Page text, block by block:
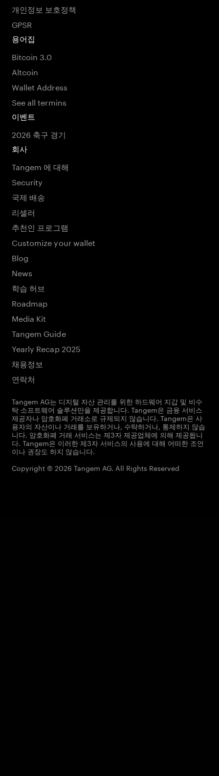
개인정보 보호정책
GPSR
용어집
Bitcoin 3.0
Altcoin
Wallet Address
See all termins
이벤트
2026 축구 경기
회사
Tangem 에 대해
Security
국제 배송
리셀러
추천인 프로그램
Customize your wallet
Blog
News
학습 허브
Roadmap
Media Kit
Tangem Guide
Yearly Recap 2025
채용정보
연락처
Tangem AG는 디지털 자산 관리를 위한 하드웨어 지갑 및 비수
탁 소프트웨어 솔루션만을 제공합니다. Tangem은 금융 서비스
제공자나 암호화폐 거래소로 규제되지 않습니다. Tangem은 사
용자의 자산이나 거래를 보유하거나, 수탁하거나, 통제하지 않습
니다. 암호화폐 거래 서비스는 제3자 제공업체에 의해 제공됩니
다. Tangem은 이러한 제3자 서비스의 사용에 대해 어떠한 조언
이나 권장도 하지 않습니다.